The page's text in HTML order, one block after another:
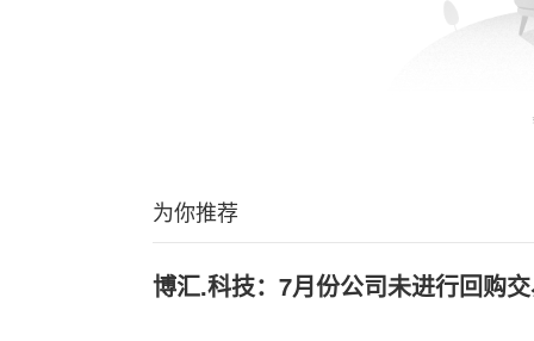
为你推荐
博汇.科技：7月份公司未进行回购